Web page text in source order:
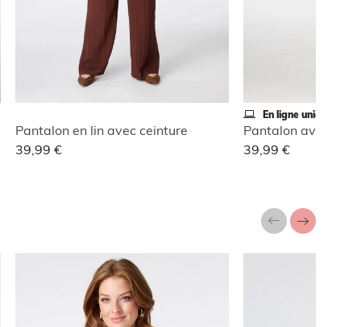
Pantalon en lin avec ceinture
39,99 €
En ligne uniquement
Pantalon avec
39,99 €